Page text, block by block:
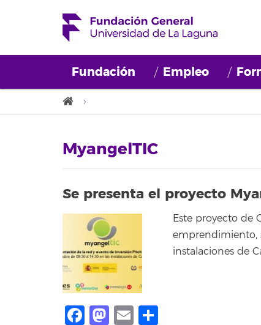
Fundación Empleo
MyangelTIC
Se presenta el proyecto
Este proyecto de
emprendimiento,
instalaciones de
Facebook
Mastodon
Email